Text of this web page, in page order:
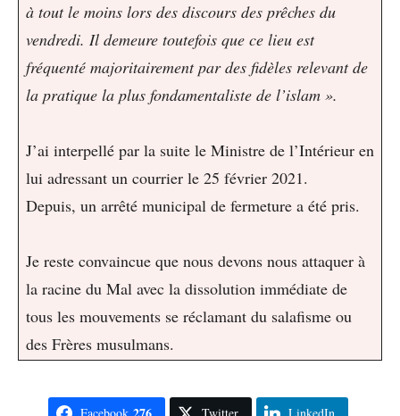
à tout le moins lors des discours des prêches du
vendredi. Il demeure toutefois que ce lieu est
fréquenté majoritairement par des fidèles relevant de
la pratique la plus fondamentaliste de l’islam ».
J’ai interpellé par la suite le Ministre de l’Intérieur en
lui adressant un courrier le 25 février 2021.
Depuis, un arrêté municipal de fermeture a été pris.
Je reste convaincue que nous devons nous attaquer à
la racine du Mal avec la dissolution immédiate de
tous les mouvements se réclamant du salafisme ou
des Frères musulmans.